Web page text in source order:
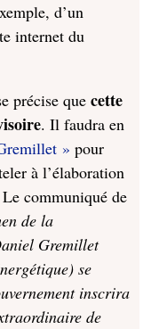
d’un
internet du
précise quecette
. Il faudra en
» pour
à l’élaboration
communiqué de
de la
Gremillet
se
inscrira
de